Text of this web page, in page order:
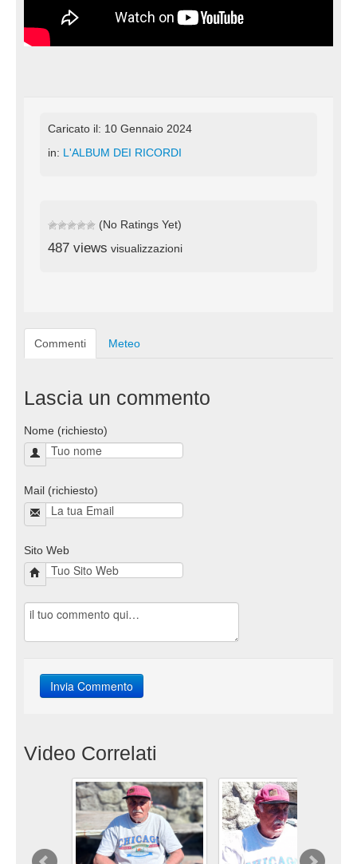
Caricato il: 10 Gennaio 2024
in: L'ALBUM DEI RICORDI
(No Ratings Yet)
487 views visualizzazioni
Commenti Meteo
Lascia un commento
Nome (richiesto)
Mail (richiesto)
Sito Web
Video Correlati